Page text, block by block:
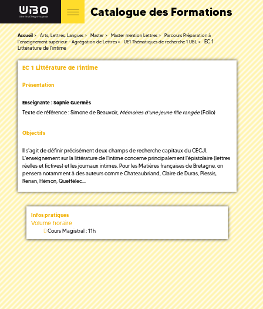
Catalogue des Formations
Accueil Arts, Lettres, Langues Master Master mention Lettres
Parcours Préparation à
l'enseignement supérieur - Agrégation de Lettres
UE1 Thématiques de recherche 1 UBL
EC 1
Littérature de l'intime
EC 1 Littérature de l'intime
Présentation
Enseignante : Sophie Guermès
Texte de référence : Simone de Beauvoir, Mémoires d’une jeune fille rangée(Folio)
Objectifs
Il s'agit de définir précisément deux champs de recherche capitaux du CECJI.
L'enseignement sur la littérature de l'intime concerne principalement l'épistolaire (lettres
réelles et fictives) et les journaux intimes. Pour les Matières françaises de Bretagne, on
pensera notamment à des auteurs comme Chateaubriand, Claire de Duras, Plessis,
Renan, Hémon, Queffélec...
Infos pratiques
Volume horaire
Cours Magistral : 11h